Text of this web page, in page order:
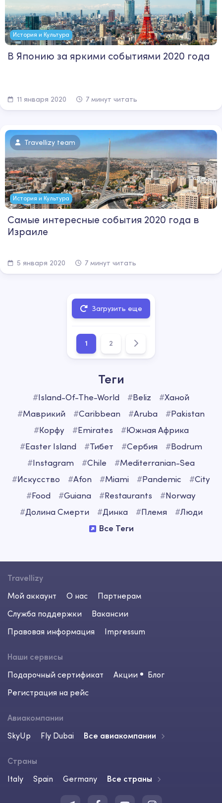
История и Культура
В Японию за яркими событиями 2020 года
11 января 2020 7 минут читать
Travellizy team
История и Культура
Самые интересные события 2020 года в
Израиле
5 января 2020 7 минут читать
Загрузить еще
1 2
Теги
#Island-Of-The-World #Beliz #Ханой
#Маврикий #Caribbean #Aruba #Pakistan
#Корфу #Emirates #Южная Африка
#Easter Island #Тибет #Сербия #Bodrum
#Instagram #Chile #Mediterranian-Sea
#Искусство #Afon #Miami #Pandemic #City
#Food #Guiana #Restaurants #Norway
#Долина Смерти #Динка #Племя #Люди
Все Теги
Travellizy
Мой аккаунт
О нас
Партнерам
Служба поддержки
Вакансии
Правовая информация
Impressum
Наши сервисы
Подарочный сертификат
Акции
Блог
Регистрация на рейс
Авиакомпании
SkyUp
Fly Dubai Все авиакомпании
Страны
Italy
Spain Germany Все страны